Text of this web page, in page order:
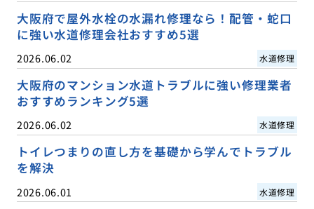
大阪府で屋外水栓の水漏れ修理なら！配管・蛇口
に強い水道修理会社おすすめ5選
2026.06.02 水道修理
大阪府のマンション水道トラブルに強い修理業者
おすすめランキング5選
2026.06.02 水道修理
トイレつまりの直し方を基礎から学んでトラブル
を解決
2026.06.01 水道修理